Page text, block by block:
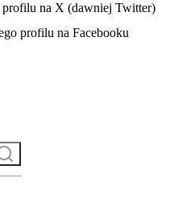
profilu na X (dawniej Twitter)
karcie
profilu na Facebooku